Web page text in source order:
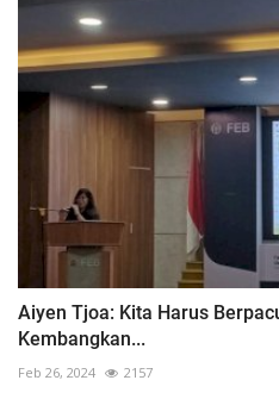
Aiyen Tjoa: Kita Harus
Kembangkan...
Feb 26, 2024 2157